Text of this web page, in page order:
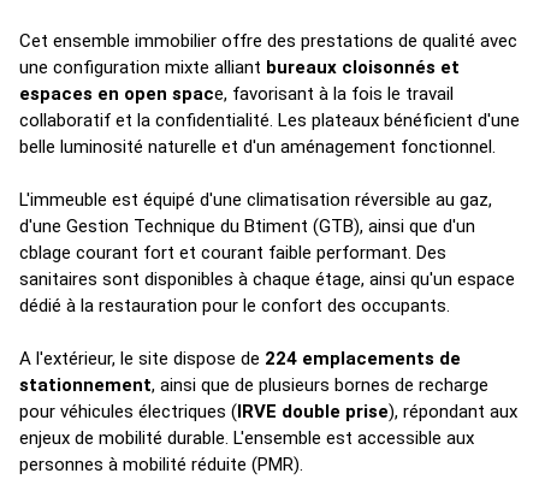
Cet ensemble immobilier offre des prestations de qualité avec
une configuration mixte alliant bureaux cloisonnés et
espaces en open space, favorisant à la fois le travail
collaboratif et la confidentialité. Les plateaux bénéficient d'une
belle luminosité naturelle et d'un aménagement fonctionnel.
L'immeuble est équipé d'une climatisation réversible au gaz,
d'une Gestion Technique du Btiment (GTB), ainsi que d'un
cblage courant fort et courant faible performant. Des
sanitaires sont disponibles à chaque étage, ainsi qu'un espace
dédié à la restauration pour le confort des occupants.
A l'extérieur, le site dispose de 224 emplacements de
stationnement, ainsi que de plusieurs bornes de recharge
pour véhicules électriques (IRVE double prise), répondant aux
enjeux de mobilité durable. L'ensemble est accessible aux
personnes à mobilité réduite (PMR).